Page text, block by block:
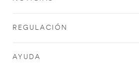
REGULACIÓN
AYUDA